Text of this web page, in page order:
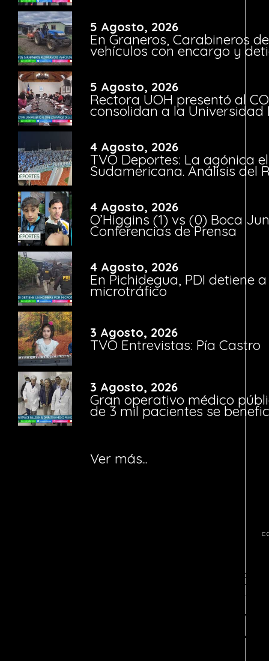
5 Agosto, 2026
En Graneros, Carabineros
vehículos con encargo y
5 Agosto, 2026
Rectora UOH presentó al
consolidan a la Universidad
4 Agosto, 2026
TVO Deportes: La agónica
Sudamericana. Análisis del
4 Agosto, 2026
O’Higgins (1) vs (0) Boca
Conferencias de Prensa
4 Agosto, 2026
En Pichidegua, PDI detiene
microtráfico
3 Agosto, 2026
TVO Entrevistas: Pía Castro
3 Agosto, 2026
Gran operativo médico
de 3 mil pacientes se
Ver más...
: fwrite(): Write of 618 bytes
/home/tvosanvi/
content/plugins/wordfence/vendor/
42